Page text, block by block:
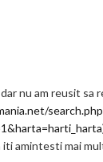
nu am reusit sa
iti amintesti mai